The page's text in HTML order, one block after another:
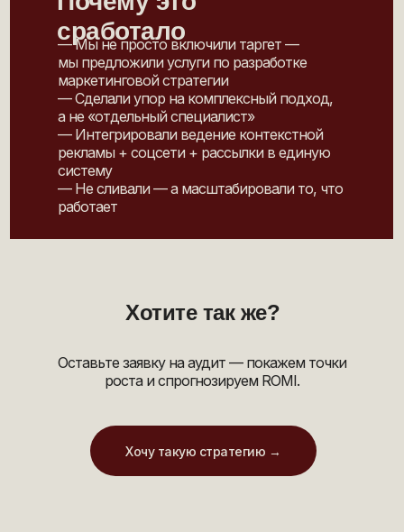
сработало
— Мы не просто включили таргет —
мы предложили услуги по разработке
маркетинговой стратегии
— Сделали упор на комплексный подход,
а не «отдельный специалист»
— Интегрировали ведение контекстной
рекламы + соцсети + рассылки в единую
систему
— Не сливали — а масштабировали то, что
работает
Хотите так же?
Оставьте заявку на аудит — покажем точки
роста и спрогнозируем ROMI.
Хочу такую стратегию →